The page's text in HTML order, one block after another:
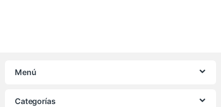
Menú
Categorías